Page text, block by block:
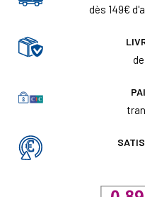
dès 149€